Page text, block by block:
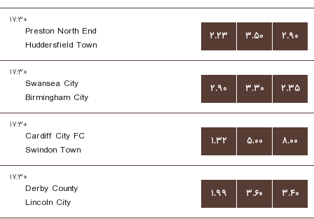
۱۷:۳۰
Preston North End
Huddersfield Town
۲.۲۳ ۳.۵۰ ۲.۹۰
۱۷:۳۰
Swansea City
Birmingham City
۲.۹۰ ۳.۳۰ ۲.۳۵
۱۷:۳۰
Cardiff City FC
Swindon Town
۱.۳۲ ۵.۰۰ ۸.۰۰
۱۷:۳۰
Derby County
Lincoln City
۱.۹۹ ۳.۶۰ ۳.۴۰